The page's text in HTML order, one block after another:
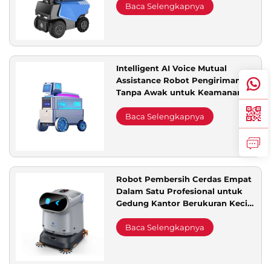
Pemantauan
Baca Selengkapnya
Intelligent AI Voice Mutual
Assistance Robot Pengiriman
Tanpa Awak untuk Keamanan
Komunitas Kurir
Baca Selengkapnya
Robot Pembersih Cerdas Empat
Dalam Satu Profesional untuk
Gedung Kantor Berukuran Kecil
dan Kebutuhan Energi Puncak
Tinggi
Baca Selengkapnya